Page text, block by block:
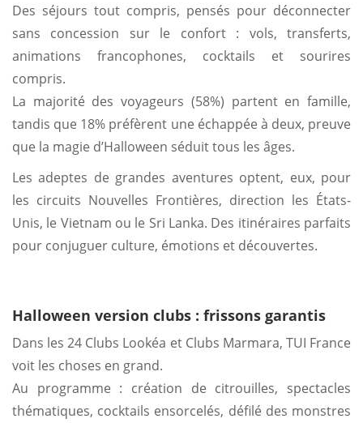
Des séjours tout compris, pensés pour déconnecter
sans concession sur le confort : vols, transferts,
animations francophones, cocktails et sourires
compris.
La majorité des voyageurs (58%) partent en famille,
tandis que 18% préfèrent une échappée à deux, preuve
que la magie d’Halloween séduit tous les âges.
Les adeptes de grandes aventures optent, eux, pour
les circuits Nouvelles Frontières, direction les États-
Unis, le Vietnam ou le Sri Lanka. Des itinéraires parfaits
pour conjuguer culture, émotions et découvertes.
Halloween version clubs : frissons garantis
Dans les 24 Clubs Lookéa et Clubs Marmara, TUI France
voit les choses en grand.
Au programme : création de citrouilles, spectacles
thématiques, cocktails ensorcelés, défilé des monstres